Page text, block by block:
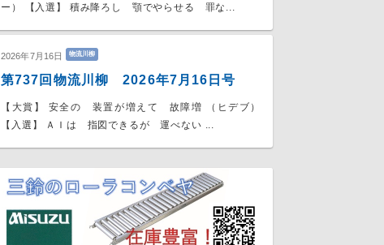
ー） 【入選】 積み降ろし 顎でやらせる 罪な...
2026年7月16日 物流川柳
第737回物流川柳 2026年7月16日号
【大賞】 安全の 装置が増えて 故障増 （ヒデブ）
【入選】 ＡＩは 指図できるが 運べない ...